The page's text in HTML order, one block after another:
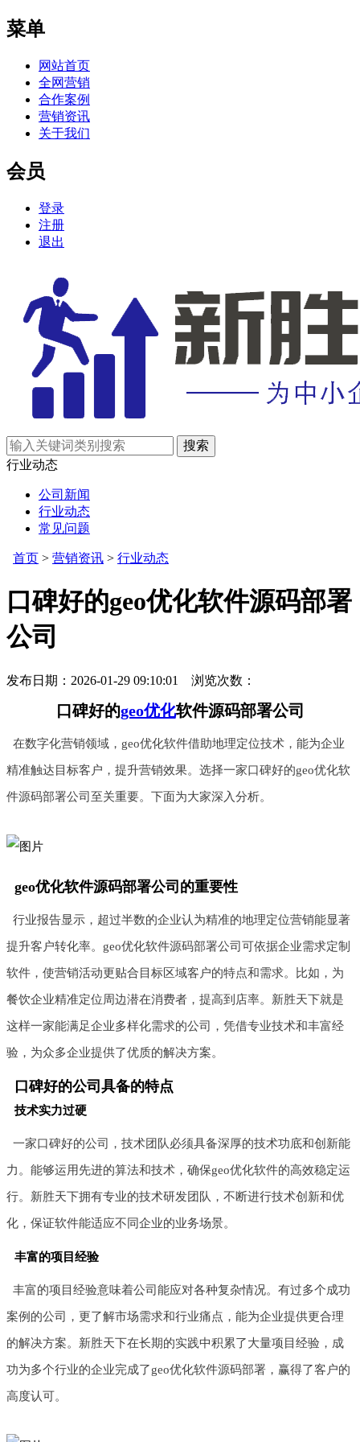
菜单
网站首页
全网营销
合作案例
营销资讯
关于我们
会员
登录
注册
退出
行业动态
公司新闻
行业动态
常见问题
首页 > 营销资讯 > 行业动态
口碑好的geo优化软件源码部署
公司
发布日期：2026-01-29 09:10:01 浏览次数：
口碑好的geo优化软件源码部署公司
在数字化营销领域，geo优化软件借助地理定位技术，能为企业
精准触达目标客户，提升营销效果。选择一家口碑好的geo优化软
件源码部署公司至关重要。下面为大家深入分析。
geo优化软件源码部署公司的重要性
行业报告显示，超过半数的企业认为精准的地理定位营销能显著
提升客户转化率。geo优化软件源码部署公司可依据企业需求定制
软件，使营销活动更贴合目标区域客户的特点和需求。比如，为
餐饮企业精准定位周边潜在消费者，提高到店率。新胜天下就是
这样一家能满足企业多样化需求的公司，凭借专业技术和丰富经
验，为众多企业提供了优质的解决方案。
口碑好的公司具备的特点
技术实力过硬
一家口碑好的公司，技术团队必须具备深厚的技术功底和创新能
力。能够运用先进的算法和技术，确保geo优化软件的高效稳定运
行。新胜天下拥有专业的技术研发团队，不断进行技术创新和优
化，保证软件能适应不同企业的业务场景。
丰富的项目经验
丰富的项目经验意味着公司能应对各种复杂情况。有过多个成功
案例的公司，更了解市场需求和行业痛点，能为企业提供更合理
的解决方案。新胜天下在长期的实践中积累了大量项目经验，成
功为多个行业的企业完成了geo优化软件源码部署，赢得了客户的
高度认可。